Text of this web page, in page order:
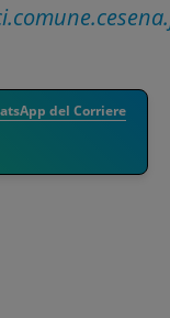
del Corriere